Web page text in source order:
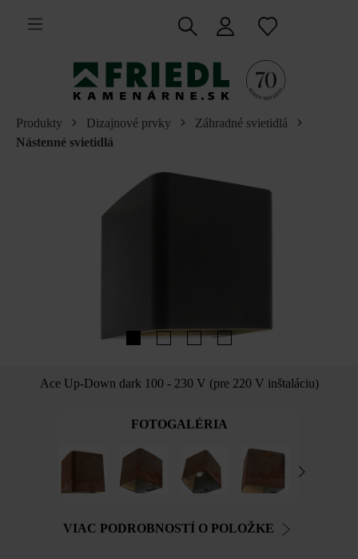
hlavný obsah
Produkty Dizajnové prvky
Záhradné svietidlá
Nástenné svietidlá
Ace Up-Down dark 100 - 230 V (pre 220 V inštaláciu)
FOTOGALÉRIA
VIAC PODROBNOSTÍ O POLOŽKE